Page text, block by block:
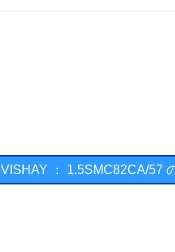
VISHAY ： 1.5SMC82CA/57